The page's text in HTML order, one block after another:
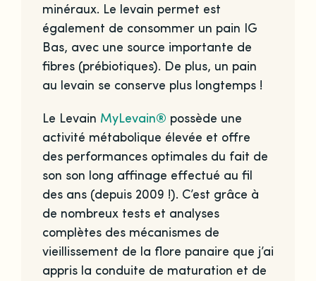
minéraux. Le levain permet est
également de consommer un pain IG
Bas, avec une source importante de
fibres (prébiotiques). De plus, un pain
au levain se conserve plus longtemps !
Le Levain MyLevain® possède une
activité métabolique élevée et offre
des performances optimales du fait de
son son long affinage effectué au fil
des ans (depuis 2009 !). C’est grâce à
de nombreux tests et analyses
complètes des mécanismes de
vieillissement de la flore panaire que j’ai
appris la conduite de maturation et de